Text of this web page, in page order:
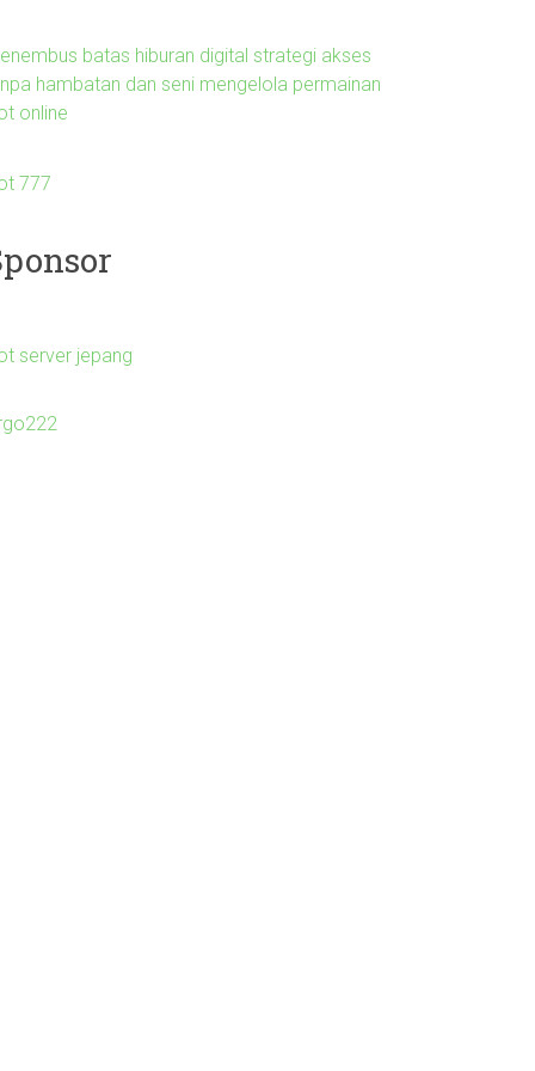
batas hiburan digital strategi akses
hambatan dan seni mengelola permainan
online
777
server jepang